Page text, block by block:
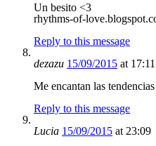
Un besito <3
rhythms-of-
Reply to this message
dezazu 15/09/2015 at 17:11
Me encantan las
Reply to this message
Lucia 15/09/2015 at 23:09